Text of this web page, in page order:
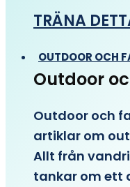
TRÄNA
OUTDOOR OCH
Outdoor
Outdoor och
artiklar om
Allt från
tankar om ett